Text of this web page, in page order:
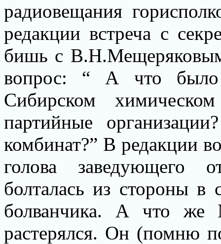
радиовещания
редакции встреча с
бишь с
вопрос: “ А что
Сибирском
партийные
комбинат?” В редакции
голова заведующего
болталась из стороны в
болванчика. А что же
растерялся. Он (помню